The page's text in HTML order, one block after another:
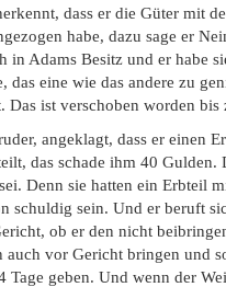
dass er die Güter mit
habe, dazu sage er
in Adams Besitz und er habe
das eine wie das andere zu
ist verschoben worden
angeklagt, dass er einen
das schade ihm 40
Denn sie hatten ein Erbteil
schuldig sein. Und er beruft
ob er den nicht
vor Gericht bringen und
geben. Und wenn der